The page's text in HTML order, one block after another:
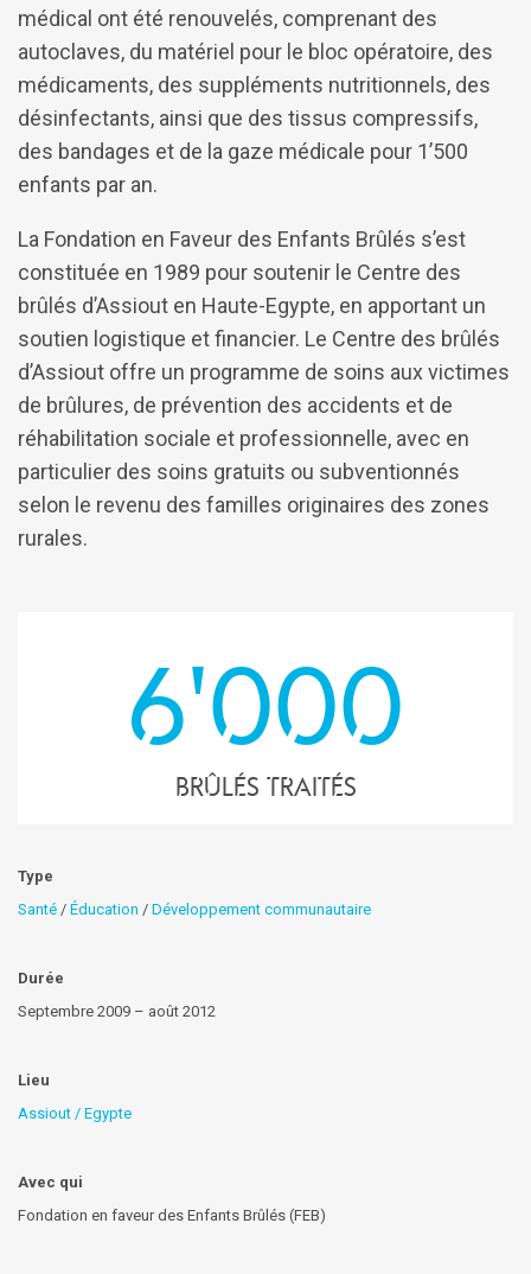
médical ont été renouvelés, comprenant des
autoclaves, du matériel pour le bloc opératoire, des
médicaments, des suppléments nutritionnels, des
désinfectants, ainsi que des tissus compressifs,
des bandages et de la gaze médicale pour 1’500
enfants par an.
La Fondation en Faveur des Enfants Brûlés s’est
constituée en 1989 pour soutenir le Centre des
brûlés d’Assiout en Haute-Egypte, en apportant un
soutien logistique et financier. Le Centre des brûlés
d’Assiout offre un programme de soins aux victimes
de brûlures, de prévention des accidents et de
réhabilitation sociale et professionnelle, avec en
particulier des soins gratuits ou subventionnés
selon le revenu des familles originaires des zones
rurales.
6'000
brûlés traités
Type
Santé / Éducation / Développement communautaire
Durée
Septembre 2009 – août 2012
Lieu
Assiout / Egypte
Avec qui
Fondation en faveur des Enfants Brûlés (FEB)